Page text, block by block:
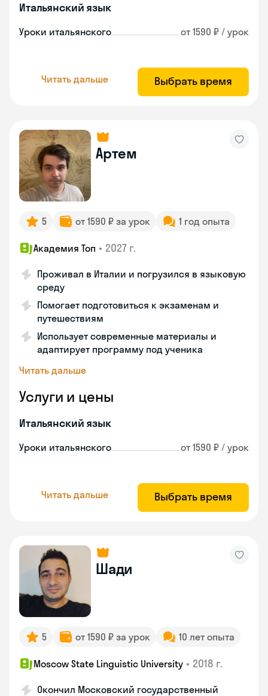
Итальянский язык
Уроки итальянского от 1590 ₽ / урок
Читать дальше Выбрать время
Артем
5 от 1590 ₽ за урок 1 год опыта
Академия Топ • 2027 г.
Проживал в Италии и погрузился в языковую
среду
Помогает подготовиться к экзаменам и
путешествиям
Использует современные материалы и
адаптирует программу под ученика
Читать дальше
Услуги и цены
Итальянский язык
Уроки итальянского от 1590 ₽ / урок
Читать дальше Выбрать время
Шади
5 от 1590 ₽ за урок 10 лет опыта
Moscow State Linguistic University • 2018 г.
Окончил Московский государственный